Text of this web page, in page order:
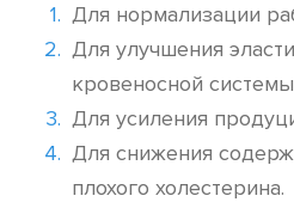
Для нормализации
Для улучшения
кровеносной
Для усиления
Для снижения
плохого холестерина.